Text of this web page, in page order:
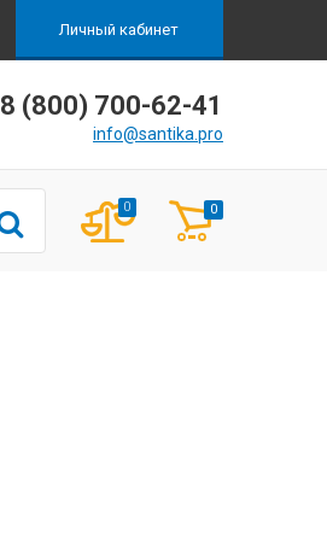
Личный кабинет
8 (800) 700-62-41
info@santika.pro
0 0